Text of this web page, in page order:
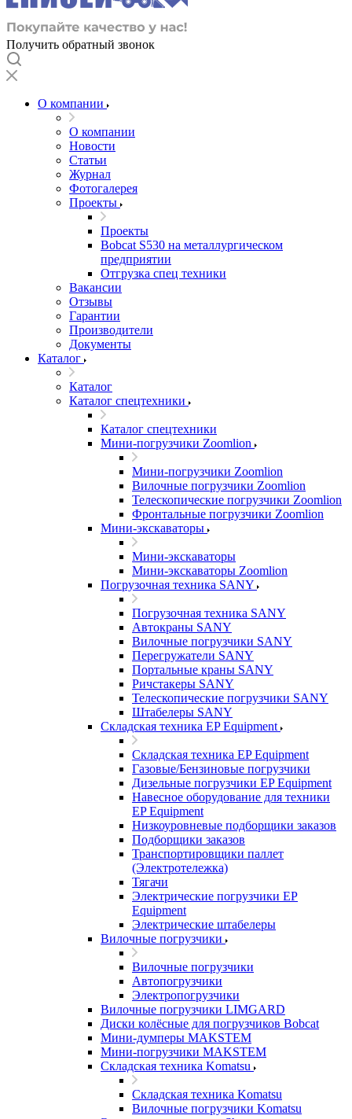
Получить обратный звонок
О компании
О компании
Новости
Статьи
Журнал
Фотогалерея
Проекты
Проекты
Bobcat S530 на металлургическом
предприятии
Отгрузка спец техники
Вакансии
Отзывы
Гарантии
Производители
Документы
Каталог
Каталог
Каталог спецтехники
Каталог спецтехники
Мини-погрузчики Zoomlion
Мини-погрузчики Zoomlion
Вилочные погрузчики Zoomlion
Телескопические погрузчики Zoomlion
Фронтальные погрузчики Zoomlion
Мини-экскаваторы
Мини-экскаваторы
Мини-экскаваторы Zoomlion
Погрузочная техника SANY
Погрузочная техника SANY
Автокраны SANY
Вилочные погрузчики SANY
Перегружатели SANY
Портальные краны SANY
Ричстакеры SANY
Телескопические погрузчики SANY
Штабелеры SANY
Складская техника EP Equipment
Складская техника EP Equipment
Газовые/Бензиновые погрузчики
Дизельные погрузчики EP Equipment
Навесное оборудование для техники
EP Equipment
Низкоуровневые подборщики заказов
Подборщики заказов
Транспортировщики паллет
(Электротележка)
Тягачи
Электрические погрузчики EP
Equipment
Электрические штабелеры
Вилочные погрузчики
Вилочные погрузчики
Автопогрузчики
Электропогрузчики
Вилочные погрузчики LIMGARD
Диски колёсные для погрузчиков Bobcat
Мини-думперы MAKSTEM
Мини-погрузчики MAKSTEM
Складская техника Komatsu
Складская техника Komatsu
Вилочные погрузчики Komatsu